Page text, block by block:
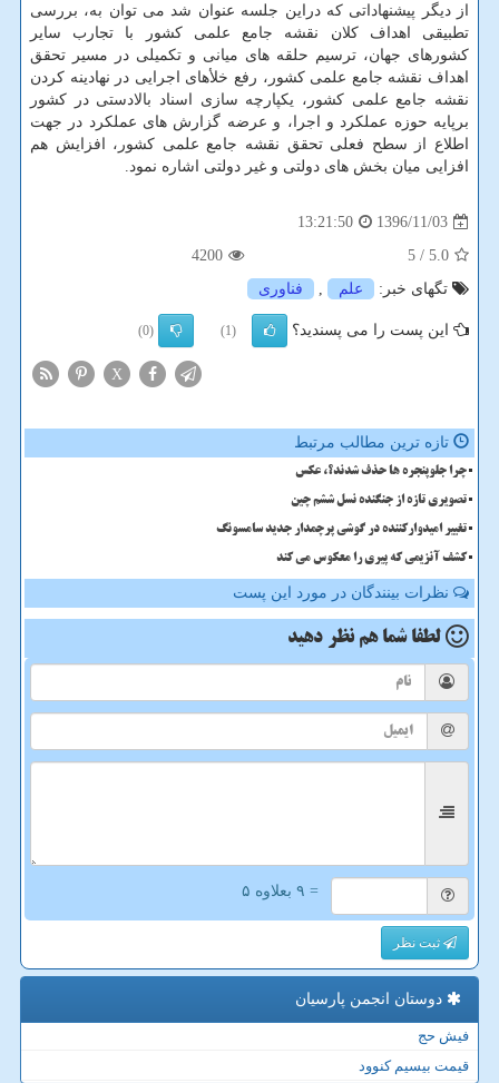
از دیگر پیشنهاداتی كه دراین جلسه عنوان شد می توان به، بررسی
تطبیقی اهداف كلان نقشه جامع علمی كشور با تجارب سایر
كشورهای جهان، ترسیم حلقه های میانی و تكمیلی در مسیر تحقق
اهداف نقشه جامع علمی كشور، رفع خلأهای اجرایی در نهادینه كردن
نقشه جامع علمی كشور، یكپارچه سازی اسناد بالادستی در كشور
برپایه حوزه عملكرد و اجرا، و عرضه گزارش های عملكرد در جهت
اطلاع از سطح فعلی تحقق نقشه جامع علمی كشور، افزایش هم
افزایی میان بخش های دولتی و غیر دولتی اشاره نمود.
1396/11/03
13:21:50
5.0
/ 5
4200
تگهای خبر:
علم , فناوری
این پست را می پسندید؟ (1)
(0)
X
تازه ترین مطالب مرتبط
چرا جلوپنجره ها حذف شدند؟، عکس
تصویری تازه از جنگنده نسل ششم چین
تغییر امیدوارکننده در گوشی پرچمدار جدید سامسونگ
کشف آنزیمی که پیری را معکوس می کند
نظرات بینندگان در مورد این پست
لطفا شما هم نظر دهید
= ۹ بعلاوه ۵
ثبت نظر
دوستان انجمن پارسیان
فیش حج
قیمت بیسیم کنوود